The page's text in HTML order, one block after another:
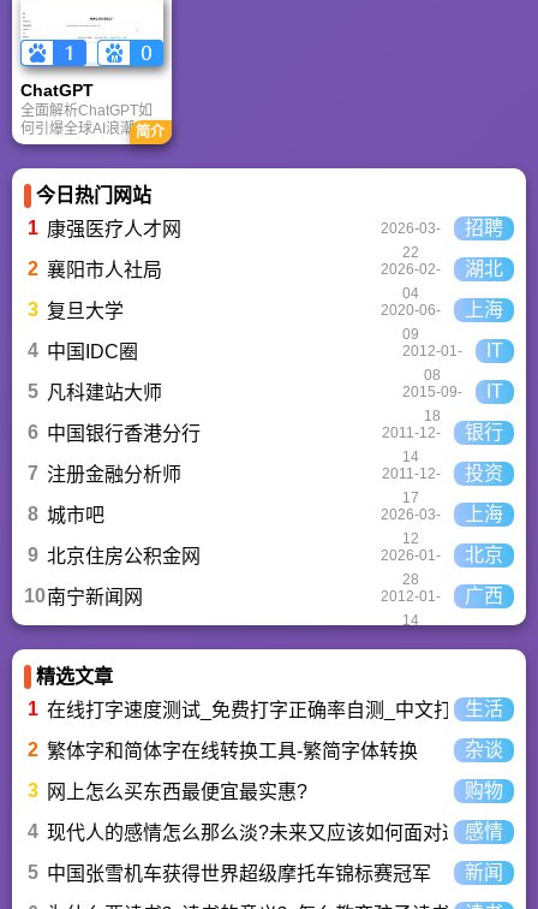
ChatGPT‌
全面解析ChatGPT如
何引爆全球AI浪潮！
通俗讲解神经网络、
Transformer与RLHF
核心技术，带您轻松
看懂大语言模型如何
重塑未来。
简介
今日热门网站
1 康强医疗人才网
2026-03-
22
招聘
2 襄阳市人社局
2026-02-
04
湖北
3 复旦大学
2020-06-
09
上海
4 中国IDC圈
2012-01-
08
IT
5 凡科建站大师
2015-09-
18
IT
6 中国银行香港分行
2011-12-
14
银行
7 注册金融分析师
2011-12-
17
投资
8 城市吧
2026-03-
12
上海
9 北京住房公积金网
2026-01-
28
北京
10南宁新闻网
2012-01-
14
广西
精选文章
1 在线打字速度测试_免费打字正确率自测_中文打字水平测
生活
2 繁体字和简体字在线转换工具-繁简字体转换
杂谈
3
网上怎么买东西最便宜最实惠?
购物
4 现代人的感情怎么那么淡?未来又应该如何面对这人情淡
感情
5 中国张雪机车获得世界超级摩托车锦标赛冠军
新闻